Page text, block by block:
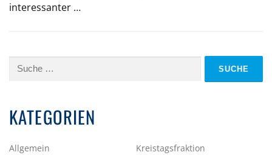
interessanter …
Suche
KATEGORIEN
Allgemein
Kreistagsfraktion